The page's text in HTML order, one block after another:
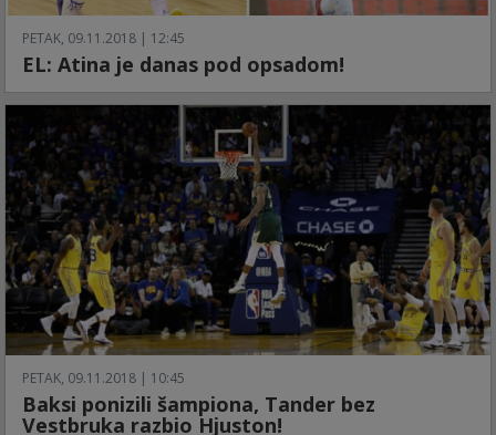
PETAK, 09.11.2018 | 12:45
EL: Atina je danas pod opsadom!
PETAK, 09.11.2018 | 10:45
Baksi ponizili šampiona, Tander bez
Vestbruka razbio Hjuston!